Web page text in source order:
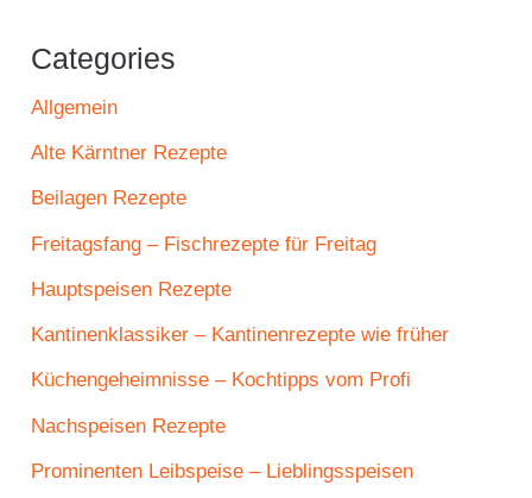
Categories
Allgemein
Alte Kärntner Rezepte
Beilagen Rezepte
Freitagsfang – Fischrezepte für Freitag
Hauptspeisen Rezepte
Kantinenklassiker – Kantinenrezepte wie früher
Küchengeheimnisse – Kochtipps vom Profi
Nachspeisen Rezepte
Prominenten Leibspeise – Lieblingsspeisen